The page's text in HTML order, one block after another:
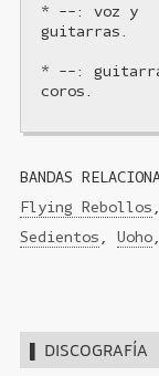
* --: voz y
guitarras.
* --:
coros.
BANDAS
Flying Rebollos
Sedientos , Uoho
▌ Discografía